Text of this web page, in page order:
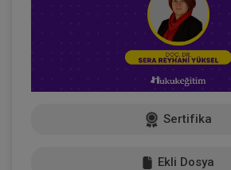
Sertifika
Ekli Dosya